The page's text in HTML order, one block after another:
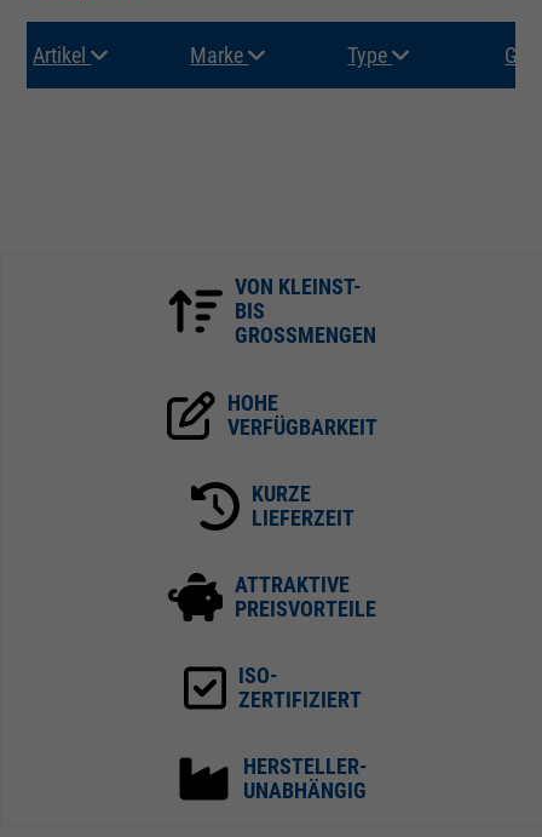
Artikel Marke Type
VON KLEINST-
BIS
GROSSMENGEN
HOHE
VERFÜGBARKEIT
KURZE
LIEFERZEIT
ATTRAKTIVE
PREISVORTEILE
ISO-
ZERTIFIZIERT
HERSTELLER-
UNABHÄNGIG